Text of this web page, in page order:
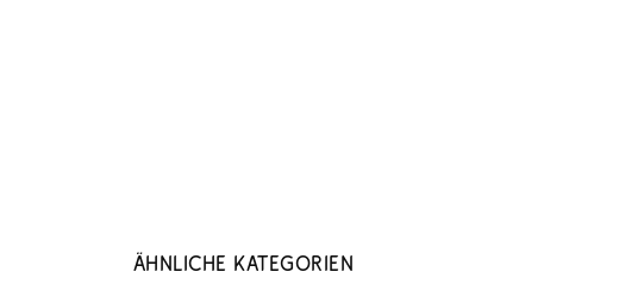
Ähnliche Kategorien